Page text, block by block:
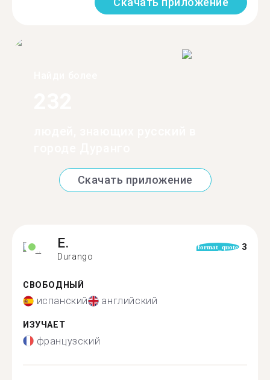
Скачать приложение
E.
Durango
format_quote 3
СВОБОДНЫЙ
испанский английский
ИЗУЧАЕТ
французский